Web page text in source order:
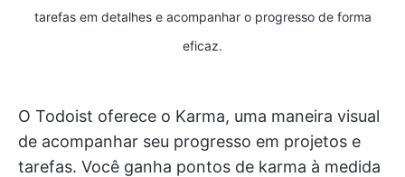
tarefas em detalhes e acompanhar o progresso de forma
eficaz.
O Todoist oferece o Karma, uma maneira visual
de acompanhar seu progresso em projetos e
tarefas. Você ganha pontos de karma à medida